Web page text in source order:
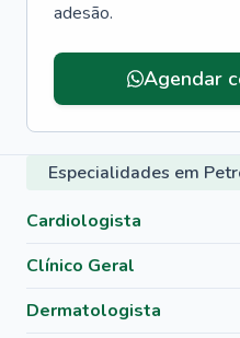
adesão.
Agendar
Especialidades em
Cardiologista
Clínico Geral
Dermatologista